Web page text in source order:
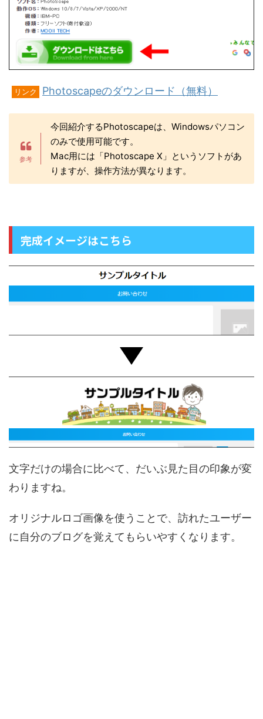
リンク Photoscapeのダウンロード（無料）
今回紹介するPhotoscapeは、Windowsパソコン
のみで使用可能です。
Mac用には「Photoscape X」というソフトがあ
りますが、操作方法が異なります。
完成イメージはこちら
文字だけの場合に比べて、だいぶ見た目の印象が変
わりますね。
オリジナルロゴ画像を使うことで、訪れたユーザー
に自分のブログを覚えてもらいやすくなります。